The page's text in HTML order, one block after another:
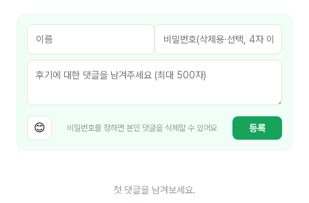
이미루
이옥겸
이인우
😊 비밀번호를 정하면 본인 댓글을 삭제할 수 있어요 등록
첫 댓글을 남겨보세요.